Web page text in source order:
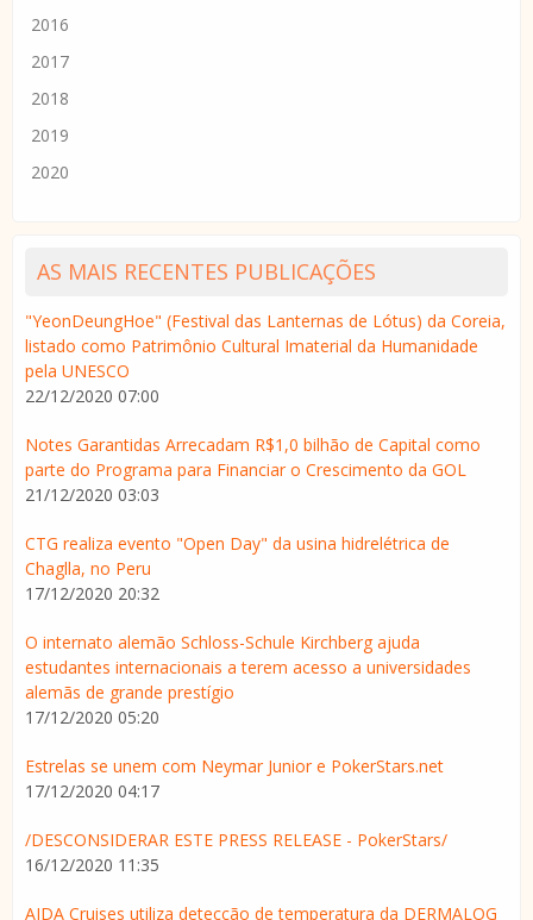
2016
2017
2018
2019
2020
AS MAIS RECENTES PUBLICAÇÕES
"YeonDeungHoe" (Festival das Lanternas de Lótus) da Coreia,
listado como Patrimônio Cultural Imaterial da Humanidade
pela UNESCO
22/12/2020 07:00
Notes Garantidas Arrecadam R$1,0 bilhão de Capital como
parte do Programa para Financiar o Crescimento da GOL
21/12/2020 03:03
CTG realiza evento "Open Day" da usina hidrelétrica de
Chaglla, no Peru
17/12/2020 20:32
O internato alemão Schloss-Schule Kirchberg ajuda
estudantes internacionais a terem acesso a universidades
alemãs de grande prestígio
17/12/2020 05:20
Estrelas se unem com Neymar Junior e PokerStars.net
17/12/2020 04:17
/DESCONSIDERAR ESTE PRESS RELEASE - PokerStars/
16/12/2020 11:35
AIDA Cruises utiliza detecção de temperatura da DERMALOG